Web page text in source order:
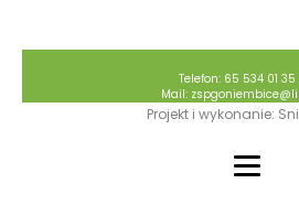
Telefon: 65 534 01 35
Mail:
Projekt i wykonanie: